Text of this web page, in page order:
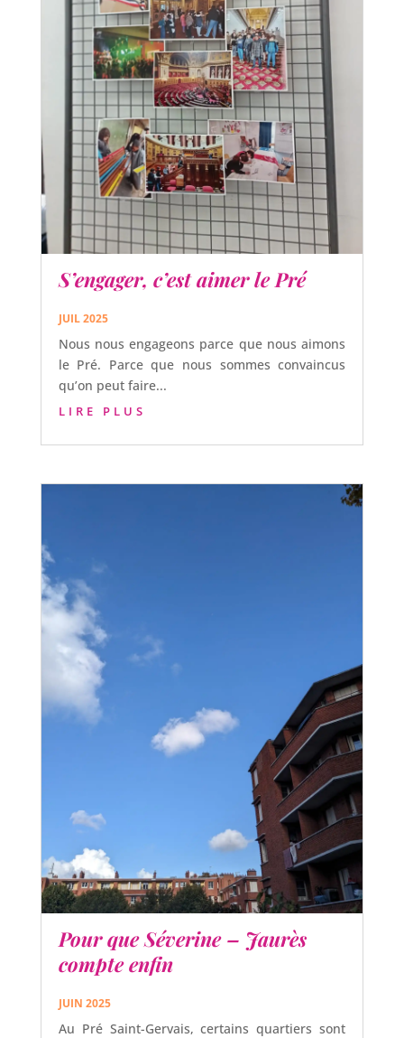
S’engager, c’est aimer le Pré
JUIL 2025
Nous nous engageons parce que nous aimons
le Pré. Parce que nous sommes convaincus
qu’on peut faire...
LIRE PLUS
Pour que Séverine – Jaurès
compte enfin
JUIN 2025
Au Pré Saint-Gervais, certains quartiers sont